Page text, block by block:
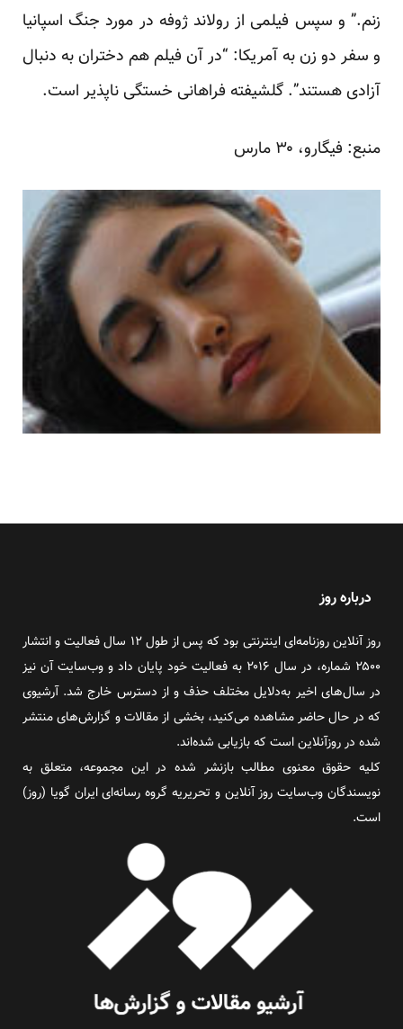
زنم.” و سپس فیلمی از رولاند ژوفه در مورد جنگ اسپانیا
و سفر دو زن به آمریکا: “در آن فیلم هم دختران به دنبال
آزادی هستند”. گلشیفته فراهانی خستگی ناپذیر است.
منبع: فیگارو، ۳۰ مارس
درباره روز
روز آنلاین روزنامه‌ای اینترنتی بود که پس از طول ۱۲ سال فعالیت و انتشار
۲۵۰۰ شماره، در سال ۲۰۱۶ به فعالیت خود پایان داد و وب‌سایت آن نیز
در سال‌های اخیر به‌دلایل مختلف حذف و از دسترس خارج شد. آرشیوی
که در حال حاضر مشاهده می‌کنید، بخشی از مقالات و گزارش‌های منتشر
شده در روزآنلاین است که بازیابی شده‌اند.
کلیه حقوق معنوی مطالب بازنشر شده در این مجموعه، متعلق به
نویسندگان وب‌سایت روز آنلاین و تحریریه گروه رسانه‌ای ایران گویا (روز)
است.